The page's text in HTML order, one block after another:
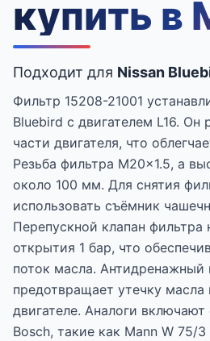
купить в
Подходит для Nissan
Фильтр 15208-21001
Bluebird с двигателем L16.
части двигателя, что
Резьба фильтра M20x1.5, а
около 100 мм. Для снятия
использовать съёмник
Перепускной клапан фильтра
открытия 1 бар, что
поток масла. Антидренажный
предотвращает утечку
двигателе. Аналоги
Bosch, такие как Mann W 75/